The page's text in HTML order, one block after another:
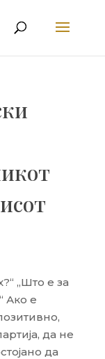
„Што е за
Ако е
да не
да